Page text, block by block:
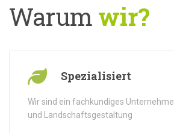
Warum wir?
Spezialisiert
Wir sind ein fachkundiges
und Landschaftsgestaltung